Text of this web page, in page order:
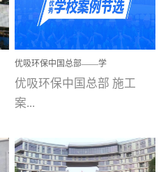
权，获得高新技术企业称
号。生产优势自主生产自
给自足，优吸公司于2015
在广州番禺区成功建立产
品线生产基地，工厂拥有
自动化生产设备和成熟的
选择源头源材料、严控产
品质量，我们每一批的生
优吸环保中国总部——学
校施工案例(节选)
优吸环保中国总部 施工
案...
例(学校工装节选)广州南沙